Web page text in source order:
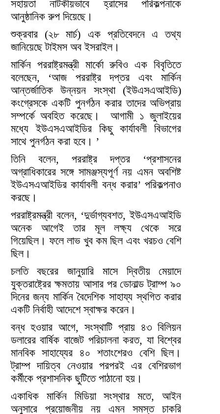
সহায়তা নাটকীয়ভাবে হ্রাসের পরিকল্পনাকে
আনুষ্ঠানিক রুপ দিয়েছে।
শুক্রবার (২৮ মার্চ) এক প্রতিবেদনে এ তথ্য
জানিয়েছে টাইমস অব ইসরাইল।
মার্কিন পররাষ্ট্রমন্ত্রী মার্কো রুবিও এক বিবৃতিতে
বলেছেন, ‘আজ পররাষ্ট্র দপ্তর এবং মার্কিন
আন্তর্জাতিক উন্নয়ন সংস্থা (ইউএসএআইডি)
কংগ্রেসকে একটি পুনর্গঠন করার তাদের অভিপ্রায়
সম্পর্কে অবহিত করেছে। আগামী ১ জুলাইয়ের
মধ্যে ইউএসএআইডির কিছু কার্যাবলী বিভাগের
সাথে পুনর্গঠন করা হবে। ’
তিনি বলেন, পররাষ্ট্র দপ্তর ‘প্রশাসনের
অগ্রাধিকারের সঙ্গে সামঞ্জস্যপূর্ণ নয় এমন অবশিষ্ট
ইউএসএআইডির কার্যাবলী বন্ধ করার’ পরিকল্পনাও
করছে।
পররাষ্ট্রমন্ত্রী বলেন, ‘দুর্ভাগ্যবশত, ইউএসএআইডি
অনেক আগেই তার মূল লক্ষ্য থেকে সরে
গিয়েছিল। ফলে লাভ খুব কম ছিল এবং খরচও বেশি
ছিল।
চলতি বছরের জানুয়ারি মাসে দ্বিতীয় মেয়াদে
যুক্তরাষ্ট্রের ক্ষমতায় আসার পর ডোনাল্ড ট্রাম্প ৯০
দিনের জন্য মার্কিন বৈদেশিক সাহায্য স্থগিত করার
একটি নির্বাহী আদেশে স্বাক্ষর করেন।
বন্ধ হওয়ার আগে, সংস্থাটি প্রায় ৪৩ বিলিয়ন
ডলারের বার্ষিক বাজেট পরিচালনা করত, যা বিশ্বের
মানবিক সাহায্যের ৪০ শতাংশেরও বেশি ছিল।
ট্রাম্প দায়িত্ব নেওয়ার পরপরই এর বেশিরভাগ
কর্মীকে প্রশাসনিক ছুটিতে পাঠানো হয়।
একাধিক মার্কিন মিডিয়া সংস্থার মতে, আইন
অনুসারে প্রয়োজনীয় নয় এমন সমস্ত চাকরি